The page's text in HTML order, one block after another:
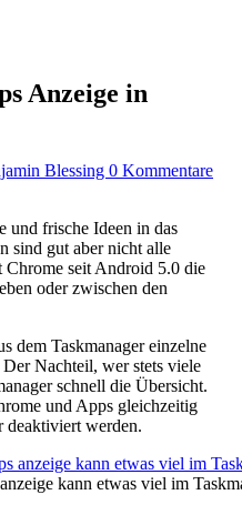
Anzeige in
Blessing 0 Kommentare
frische Ideen in das
sind gut aber nicht alle
seit Android 5.0 die
oder zwischen den
dem Taskmanager einzelne
Nachteil, wer stets viele
schnell die Übersicht.
und Apps gleichzeitig
deaktiviert werden.
kann etwas viel im